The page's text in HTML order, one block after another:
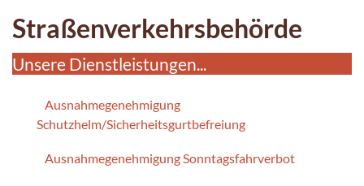
Straßenverkehrsbehörde
Unsere Dienstleistungen...
Ausnahmegenehmigung
Schutzhelm/Sicherheitsgurtbefreiung
Ausnahmegenehmigung Sonntagsfahrverbot